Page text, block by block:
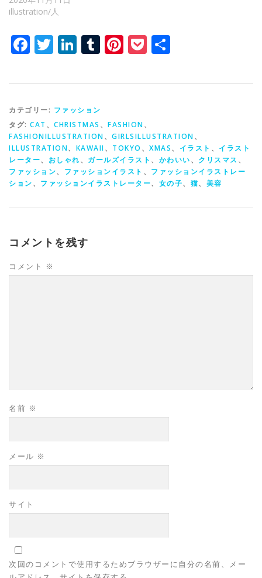
illustration/人
Facebook
Twitter
LinkedIn
Tumblr
Pinterest
Pocket
カテゴリー: ファッション
タグ: CAT 、 CHRISTMAS 、 FASHION、
FASHIONILLUSTRATION、 GIRLSILLUSTRATION、
ILLUSTRATION、 KAWAII、 TOKYO 、 XMAS、 イラスト 、 イラスト
レーター、 おしゃれ、 ガールズイラスト 、 かわいい、 クリスマス 、
ファッション、 ファッションイラスト 、 ファッションイラストレー
ション、 ファッションイラストレーター、 女の子、 猫、 美容
コメントを残す
コメント ※
名前 ※
メール ※
サイト
次回のコメントで使用するためブラウザーに自分の名前、メー